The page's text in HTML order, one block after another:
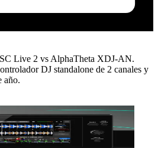
Live 2 vs AlphaTheta XDJ-AN.
DJ standalone de 2 canales y
año.